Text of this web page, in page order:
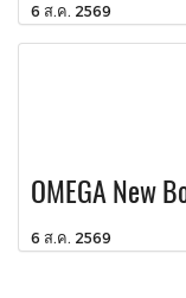
6 ส.ค. 2569
OMEGA New
6 ส.ค. 2569